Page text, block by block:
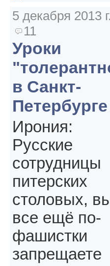
5 декабря 2013 г.
11
Уроки
в Санкт-
Петербурге
Ирония:
Русские
сотрудницы
питерских
столовых,
все ещё по-
фашистки
запрещаете